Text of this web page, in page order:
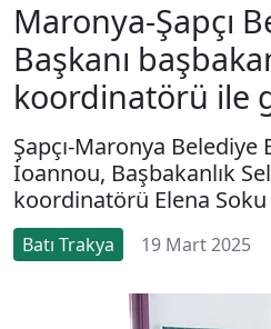
Maronya-Şapçı
Başkanı
koordinatörü ile
Şapçı-Maronya Belediye
İoannou, Başbakanlık
koordinatörü Elena
Batı Trakya 19 Mart 2025